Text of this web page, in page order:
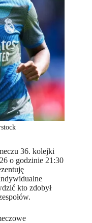
36. kolejki
o godzinie 21:30
kto zdobył